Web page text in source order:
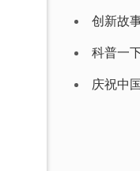
创新故
科普一
庆祝中